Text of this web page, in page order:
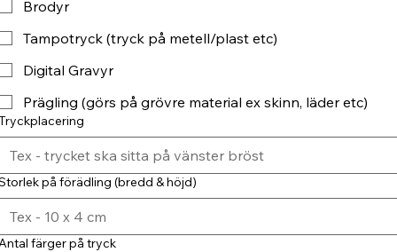
Brodyr
Tampotryck (tryck på metell/plast etc)
Digital Gravyr
Prägling (görs på grövre material ex skinn, läder etc)
på förädling (bredd & höjd)
färger på tryck